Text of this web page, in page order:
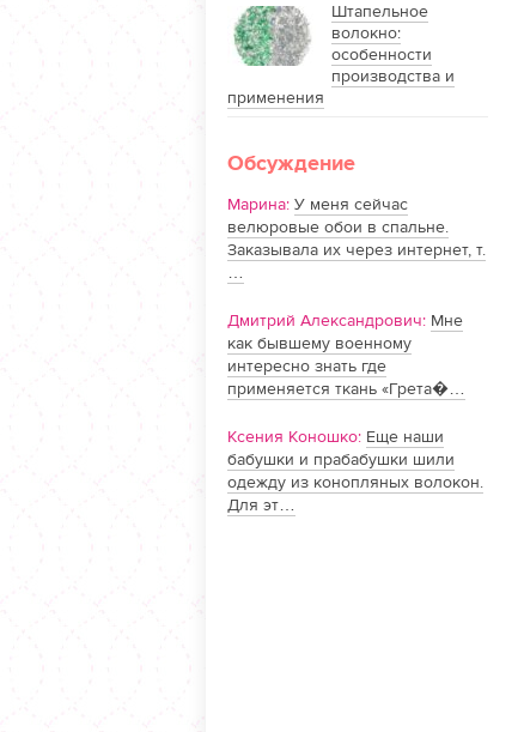
Штапельное
волокно:
особенности
производства и
применения
Обсуждение
Марина: У меня сейчас
велюровые обои в спальне.
Заказывала их через интернет, т.
…
Дмитрий Александрович: Мне
как бывшему военному
интересно знать где
применяется ткань «Грета�…
Ксения Коношко: Еще наши
бабушки и прабабушки шили
одежду из конопляных волокон.
Для эт…